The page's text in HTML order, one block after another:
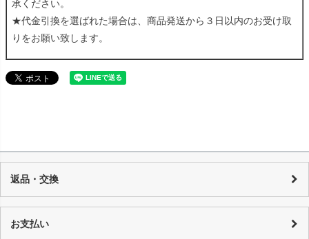
承ください。
★代金引換を選ばれた場合は、商品発送から３日以内のお受け取
りをお願い致します。
返品・交換
当店の商品は店頭でも販売しており、また基本的に1点物のUSED品とな
り随時在庫の調整を行っておりますが、反映までの時間に若干の誤差が
お支払い